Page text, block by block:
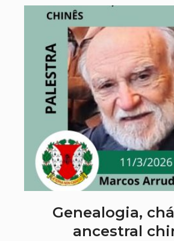
Genealogia,
ancestral